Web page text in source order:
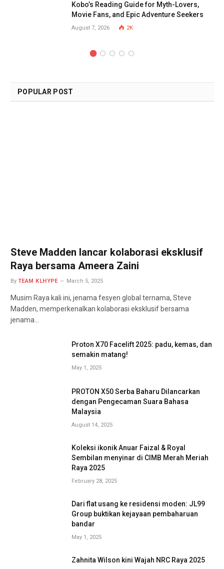
Kobo’s Reading Guide for Myth-Lovers,
Movie Fans, and Epic Adventure Seekers
August 7, 2026 2K
POPULAR POST
Steve Madden lancar kolaborasi eksklusif
Raya bersama Ameera Zaini
By TEAM KLHYPE March 5, 2025
Musim Raya kali ini, jenama fesyen global ternama, Steve
Madden, memperkenalkan kolaborasi eksklusif bersama
jenama…
Proton X70 Facelift 2025: padu, kemas, dan
semakin matang!
May 1, 2025
PROTON X50 Serba Baharu Dilancarkan
dengan Pengecaman Suara Bahasa
Malaysia
August 14, 2025
Koleksi ikonik Anuar Faizal & Royal
Sembilan menyinar di CIMB Merah Meriah
Raya 2025
February 28, 2025
Dari flat usang ke residensi moden: JL99
Group buktikan kejayaan pembaharuan
bandar
May 1, 2025
Zahnita Wilson kini Wajah NRC Raya 2025